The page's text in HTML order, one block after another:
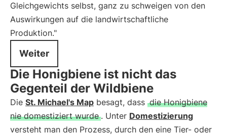
Gleichgewichts selbst, ganz zu schweigen von den
Auswirkungen auf die landwirtschaftliche
Produktion."
Weiter
Die Honigbiene ist nicht das
Gegenteil der Wildbiene
Die St. Michael's Map besagt, dass die Honigbiene
nie domestiziert wurde . Unter Domestizierung
versteht man den Prozess, durch den eine Tier- oder